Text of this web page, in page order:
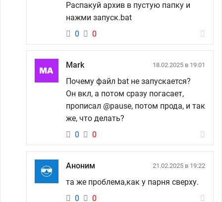
Распакуй архив в пустую папку и
нажми запуск.bat
0
0
Mark 18.02.2025 в 19:01
Почему файл bat не запускается?
Он вкл, а потом сразу погасает,
прописал @pause, потом прода, и так
же, что делать?
0
0
Аноним 21.02.2025 в 19:22
та же проблема,как у парня сверху.
0
0